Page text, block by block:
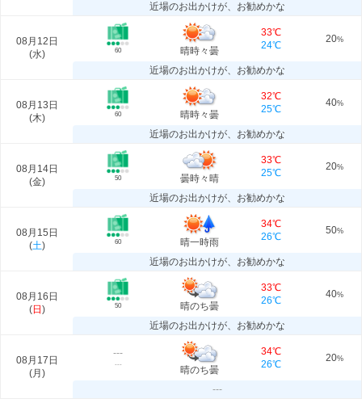
近場のお出かけが、お勧めかな
08月12日
(水) 60 晴時々曇
33℃
24℃
20%
近場のお出かけが、お勧めかな
08月13日
(木) 60 晴時々曇
32℃
25℃
40%
近場のお出かけが、お勧めかな
08月14日
(金) 50 曇時々晴
33℃
25℃
20%
近場のお出かけが、お勧めかな
08月15日
(土) 60 晴一時雨
34℃
26℃
50%
近場のお出かけが、お勧めかな
08月16日
(日 ) 50 晴のち曇
33℃
26℃
40%
近場のお出かけが、お勧めかな
08月17日
(月 )
---
---
晴のち曇
34℃
26℃
20%
---